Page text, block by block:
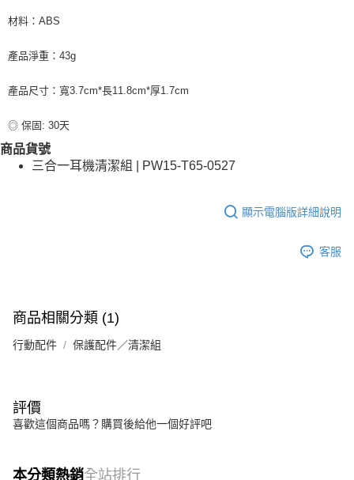
材料：ABS
產品淨重：43g
產品尺寸：寬3.7cm*長11.8cm*厚1.7cm
◎ 保固: 30天
商品貨號
三合一耳機清潔組 | PW15-T65-0527
顯示電腦版詳細說明
客服
商品相關分類 (1)
行動配件 保護配件／清潔組
評價
喜歡這個商品嗎？購買後給他一個好評吧
本分類熱銷全站排行